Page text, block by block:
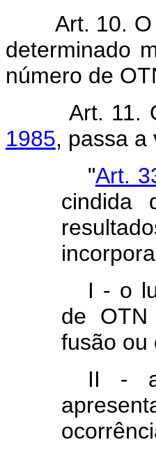
Art. 10.
determinado
número de
Art. 11.
1985, passa a
"Art.
cindida
I - o
de
fusão ou
II - a